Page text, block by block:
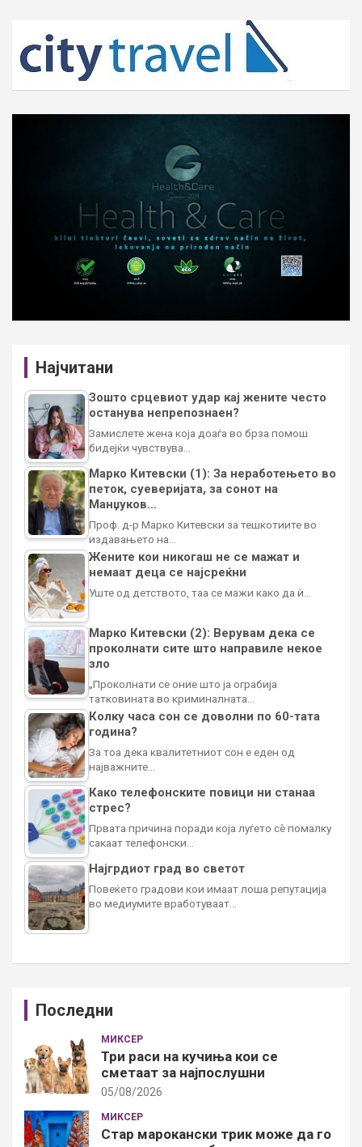
h
Најчитани
Зошто срцевиот удар кај жените често
останува непрепознаен?
Замислете жена која доаѓа во брза помош
бидејќи чувствува…
Марко Китевски (1): За неработењето во
петок, суеверијата, за сонот на
Манџуков…
Проф. д-р Марко Китевски за тешкотиите во
издавањето на…
Жените кои никогаш не се мажат и
немаат деца се најсреќни
Уште од детството, таа се мажи како да ѝ…
Марко Китевски (2): Верувам дека се
проколнати сите што направиле некое
зло
„Проколнати се оние што ја ограбија
татковината во криминалната…
Колку часа сон се доволни по 60-тата
година?
За тоа дека квалитетниот сон е еден од
најважните…
Како телефонските повици ни станаа
стрес?
Првата причина поради која луѓето сè помалку
сакаат телефонски…
Најгрдиот град во светот
Повеќето градови кои имаат лоша репутација
во медиумите вработуваат…
Последни
МИКСЕР
Три раси на кучиња кои се
сметаат за најпослушни
05/08/2026
МИКСЕР
Стар марокански трик може да го